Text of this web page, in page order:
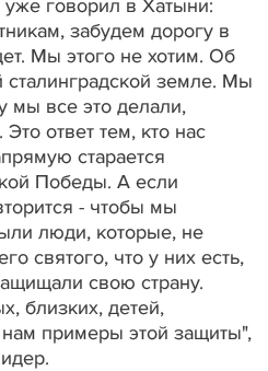
говорил в Хатыни:
забудем дорогу в
Мы этого не хотим. Об
сталинградской земле. Мы
мы все это делали,
ответ тем, кто нас
старается
Победы. А если
- чтобы мы
люди, которые, не
святого, что у них есть,
свою страну.
близких, детей,
примеры этой защиты",